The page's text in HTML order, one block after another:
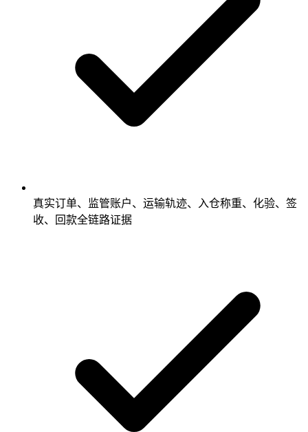
真实订单、监管账户、运输轨迹、入仓称重、化验、签
收、回款全链路证据